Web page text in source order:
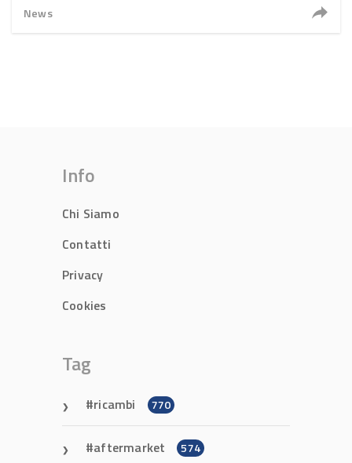
News
Info
Chi Siamo
Contatti
Privacy
Cookies
Tag
ricambi 770
aftermarket 574